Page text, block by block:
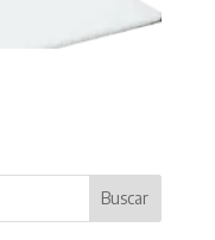
Buscar